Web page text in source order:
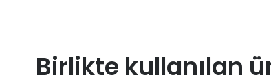
Birlikte kullanılan